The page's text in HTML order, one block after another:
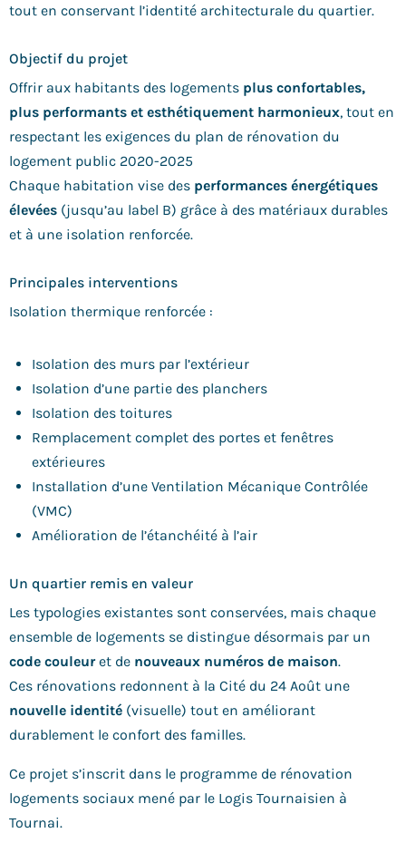
tout en conservant l’identité architecturale du quartier.
Objectif du projet
Offrir aux habitants des logements plus confortables,
plus performants et esthétiquement harmonieux, tout en
respectant les exigences du plan de rénovation du
logement public 2020-2025
Chaque habitation vise des performances énergétiques
élevées (jusqu’au label B) grâce à des matériaux durables
et à une isolation renforcée.
Principales interventions
Isolation thermique renforcée :
Isolation des murs par l’extérieur
Isolation d’une partie des planchers
Isolation des toitures
Remplacement complet des portes et fenêtres
extérieures
Installation d’une Ventilation Mécanique Contrôlée
(VMC)
Amélioration de l’étanchéité à l’air
Un quartier remis en valeur
Les typologies existantes sont conservées, mais chaque
ensemble de logements se distingue désormais par un
code couleuret de nouveaux numéros de maison.
Ces rénovations redonnent à la Cité du 24 Août une
nouvelle identité (visuelle) tout en améliorant
durablement le confort des familles.
Ce projet s’inscrit dans le programme de rénovation
logements sociaux mené par le Logis Tournaisien à
Tournai.